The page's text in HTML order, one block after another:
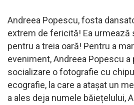
Andreea Popescu, fosta
extrem de fericită! Ea urmează
pentru a treia oară! Pentru a
eveniment, Andreea Popescu
socializare o fotografie cu
ecografie, la care a atașat un
a ales deja numele băiețelului,